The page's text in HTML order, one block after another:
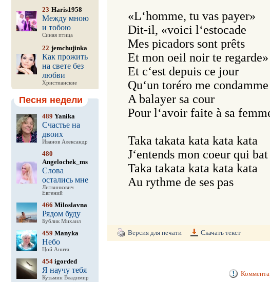
23 Haris1958
Между мною
и тобою
Синяя птица
22 jemchujinka
Как прожить
на свете без
любви
Христианские
Песня недели
489 Yanika
Счастье на
двоих
Иванов Александр
480
Angelochek_ms
Слова
остались мне
Литвинкович
Евгений
466 Miloslavna
Рядом буду
Бублик Михаил
459 Manyka
Небо
Цой Анита
454igorded
Я научу тебя
Кузьмин Владимир
«L‘homme, tu vas payer»
Dit-il, «voici l‘estocade
Mes picadors sont prêts
Et mon oeil noir te regarde»
Et c‘est depuis ce jour
Qu‘un toréro me condamme
A balayer sa cour
Pour l‘avoir faite à sa
Taka takata kata kata kata
J‘entends mon coeur qui bat
Taka takata kata kata kata
Au rythme de ses pas
Версия для печати Скачать текст